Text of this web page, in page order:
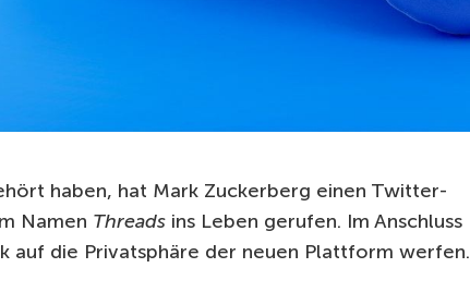
haben, hat Mark Zuckerberg einen Twitter-
Namen Threads ins Leben gerufen. Im Anschluss
auf die Privatsphäre der neuen Plattform werfen.